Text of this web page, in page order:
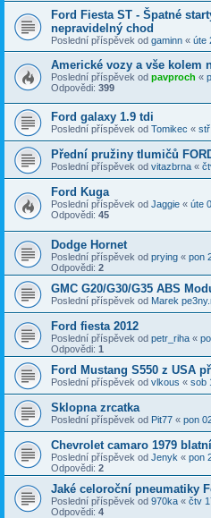
Ford Fiesta ST - Špatné
nepravidelný chod
Poslední příspěvek od gaminn « úte
Americké vozy a vše kolem
Poslední příspěvek od pavproch «
Odpovědi: 399
Ford galaxy 1.9 tdi
Poslední příspěvek od Tomikec «
Přední pružiny tlumičů
Poslední příspěvek od vitazbrna «
Ford Kuga
Poslední příspěvek od Jaggie « úte
Odpovědi: 45
Dodge Hornet
Poslední příspěvek od prying « pon
Odpovědi: 2
GMC G20/G30/G35 ABS
Poslední příspěvek od Marek
Ford fiesta 2012
Poslední příspěvek od petr_riha «
Odpovědi: 1
Ford Mustang S550 z USA
Poslední příspěvek od vlkous « sob
Sklopna zrcatka
Poslední příspěvek od Pit77 « pon
Chevrolet camaro 1979
Poslední příspěvek od Jenyk « pon
Odpovědi: 2
Jaké celoroční pneumatiky
Poslední příspěvek od 970ka « čtv
Odpovědi: 4